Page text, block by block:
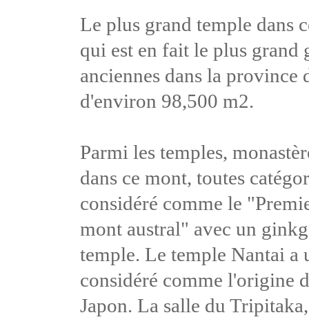
Le plus grand temple dans
qui est en fait le plus grand
anciennes dans la province
d'environ 98,500 m2.
Parmi les temples,
dans ce mont, toutes
considéré comme le
mont austral" avec un
temple. Le temple Nantai a
considéré comme l'origine
Japon. La salle du